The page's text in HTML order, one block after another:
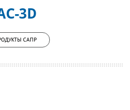
3D
САПР